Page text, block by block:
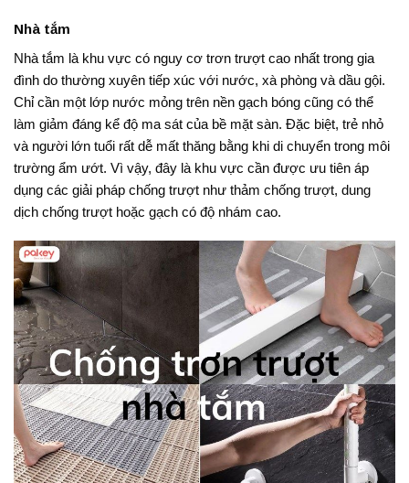
Nhà tắm
Nhà tắm là khu vực có nguy cơ trơn trượt cao nhất trong gia
đình do thường xuyên tiếp xúc với nước, xà phòng và dầu gội.
Chỉ cần một lớp nước mỏng trên nền gạch bóng cũng có thể
làm giảm đáng kể độ ma sát của bề mặt sàn. Đặc biệt, trẻ nhỏ
và người lớn tuổi rất dễ mất thăng bằng khi di chuyển trong môi
trường ẩm ướt. Vì vậy, đây là khu vực cần được ưu tiên áp
dụng các giải pháp chống trượt như thảm chống trượt, dung
dịch chống trượt hoặc gạch có độ nhám cao.